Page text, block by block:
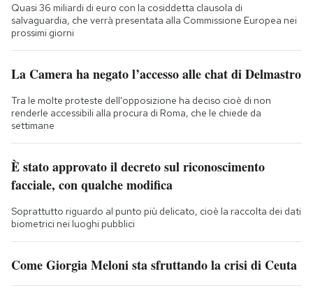
Quasi 36 miliardi di euro con la cosiddetta clausola di
salvaguardia, che verrà presentata alla Commissione Europea nei
prossimi giorni
La Camera ha negato l’accesso alle chat di Delmastro
Tra le molte proteste dell'opposizione ha deciso cioè di non
renderle accessibili alla procura di Roma, che le chiede da
settimane
È stato approvato il decreto sul riconoscimento
facciale, con qualche modifica
Soprattutto riguardo al punto più delicato, cioè la raccolta dei dati
biometrici nei luoghi pubblici
Come Giorgia Meloni sta sfruttando la crisi di Ceuta